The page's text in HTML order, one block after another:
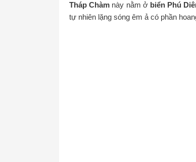
Tháp Chàm này nằm ở biển Phú
tự nhiên lặng sóng êm ả có phần